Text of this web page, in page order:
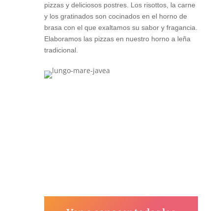
pizzas y deliciosos postres. Los risottos, la carne
y los gratinados son cocinados en el horno de
brasa con el que exaltamos su sabor y fragancia.
Elaboramos las pizzas en nuestro horno a leña
tradicional.